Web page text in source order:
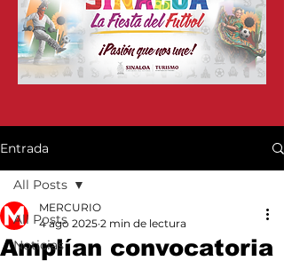
Entrada
All Posts
Noticias
All Posts
Amplían convocatoria
MERCURIO
4 ago 2025 2 min de lectura